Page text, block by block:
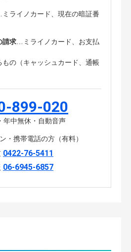
ライノカード、現在の暗証番
請求…ミライノカード、お支払
もの（キャッシュカード、通帳
899-020
年中無休・自動音声
・携帯電話の方（有料）
0422-76-5411
06-6945-6857